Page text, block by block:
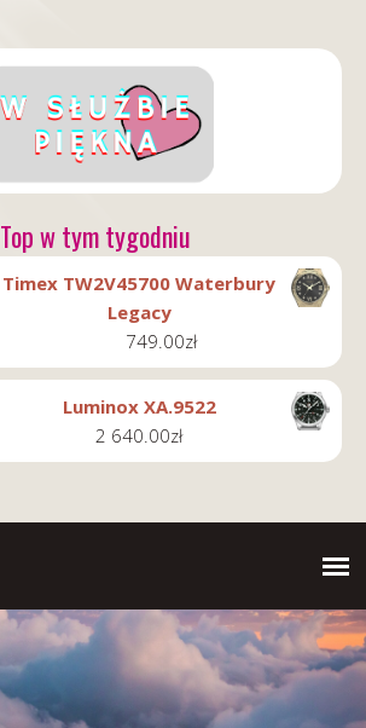
Top w tym tygodniu
Timex TW2V45700 Waterbury
Legacy
749.00zł
Luminox XA.9522
2 640.00zł